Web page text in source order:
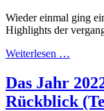
Wieder einmal ging
Highlights der
Weiterlesen …
Das Jahr
Rückblick